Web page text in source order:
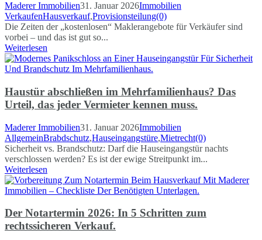
Maderer Immobilien31. Januar 2026Immobilien
VerkaufenHausverkauf,Provisionsteilung(0)
Die Zeiten der „kostenlosen“ Maklerangebote für Verkäufer sind
vorbei – und das ist gut so...
Weiterlesen
Haustür abschließen im Mehrfamilienhaus? Das
Urteil, das jeder Vermieter kennen muss.
Maderer Immobilien31. Januar 2026Immobilien
AllgemeinBrabdschutz,Hauseingangstüre,Mietrecht(0)
Sicherheit vs. Brandschutz: Darf die Hauseingangstür nachts
verschlossen werden? Es ist der ewige Streitpunkt im...
Weiterlesen
Der Notartermin 2026: In 5 Schritten zum
rechtssicheren Verkauf.